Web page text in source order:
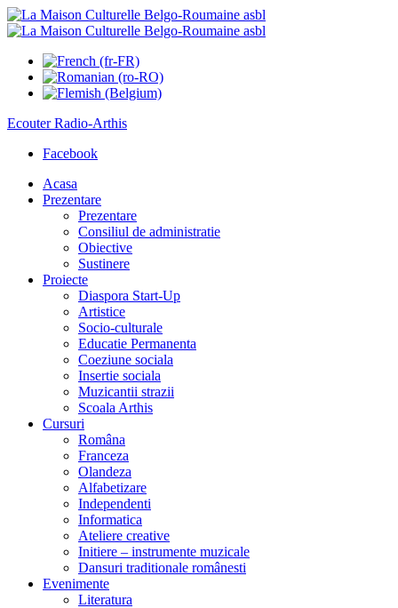
EcouterRadio-Arthis
Facebook
Acasa
Prezentare
Prezentare
Consiliul de administratie
Obiective
Sustinere
Proiecte
Diaspora Start-Up
Artistice
Socio-culturale
Educatie Permanenta
Coeziune sociala
Insertie sociala
Muzicantii strazii
Scoala Arthis
Cursuri
Româna
Franceza
Olandeza
Alfabetizare
Independenti
Informatica
Ateliere creative
Initiere – instrumente muzicale
Dansuri traditionale românesti
Evenimente
Literatura